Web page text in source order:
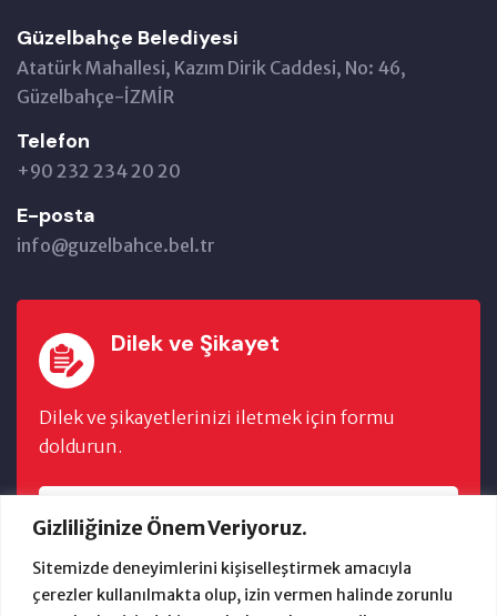
Gizliliğinize Önem Veriyoruz.
Sitemizde deneyimlerini kişiselleştirmek amacıyla
çerezler kullanılmakta olup, izin vermen halinde zorunlu
Güzelbahçe Belediyesi
Atatürk Mahallesi, Kazım Dirik Caddesi, No: 46,
Güzelbahçe-İZMİR
Telefon
+90 232 234 20 20
E-posta
info@guzelbahce.bel.tr
Dilek ve Şikayet
Dilek ve şikayetlerinizi iletmek için formu
doldurun.